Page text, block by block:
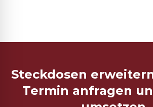
Steckdosen
Termin anfragen